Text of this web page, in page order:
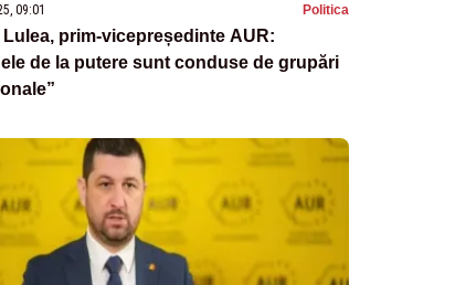
09:01 Politica
Lulea, prim-vicepreședinte AUR:
de la putere sunt conduse de grupări